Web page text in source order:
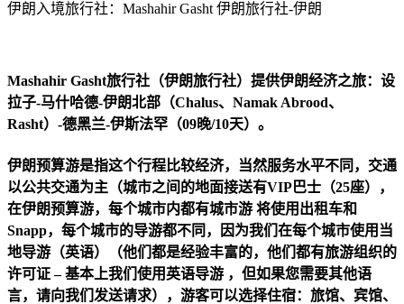
伊朗入境旅行社：Mashahir Gasht 伊朗旅行社-伊朗
Mashahir Gasht旅行社（伊朗旅行社）提供伊朗经济之旅：设
拉子-马什哈德-伊朗北部（Chalus、Namak Abrood、
Rasht）-德黑兰-伊斯法罕（09晚/10天）。
伊朗预算游是指这个行程比较经济，当然服务水平不同，交通
以公共交通为主（城市之间的地面接送有VIP巴士（25座），
在伊朗预算游，每个城市内都有城市游 将使用出租车和
Snapp，每个城市的导游都不同，因为我们在每个城市使用当
地导游（英语）（他们都是经验丰富的，他们都有旅游组织的
许可证 – 基本上我们使用英语导游 ，但如果您需要其他语
言，请向我们发送请求），游客可以选择住宿：旅馆、宾馆、